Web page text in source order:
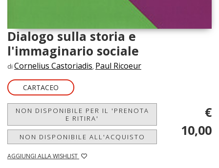
Dialogo sulla storia e
l'immaginario sociale
di Cornelius Castoriadis, Paul Ricoeur
CARTACEO
NON DISPONIBILE PER IL 'PRENOTA
E RITIRA'
NON DISPONIBILE ALL'ACQUISTO
AGGIUNGI ALLA WISHLIST
€
10,00